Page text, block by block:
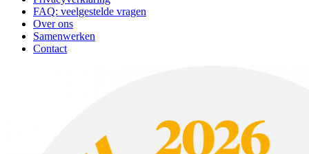
FAQ: veelgestelde vragen
Over ons
Samenwerken
Contact